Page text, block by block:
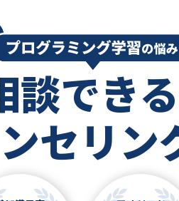
談できる
セリン